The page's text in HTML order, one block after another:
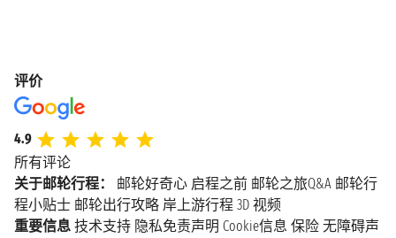
评价
4.9
所有评论
关于邮轮行程：
邮轮好奇心 启程之前 邮轮之旅Q&A 邮轮行
程小贴士 邮轮出行攻略 岸上游行程 3D 视频
重要信息 技术支持 隐私免责声明 Cookie信息 保险 无障碍声